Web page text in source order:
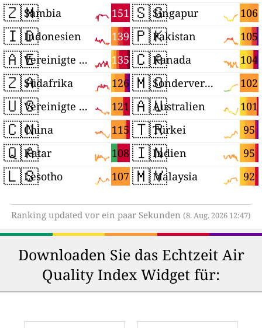
🇿🇲 151
Sambia
🇮🇩 139
Indonesien
🇦🇪 135
Vereinigte Arabische Emirate
🇿🇦 126
Südafrika
🇺🇸 121
Vereinigte Staaten
🇨🇳 115
China
🇶🇦 108
Katar
🇱🇸 107
Lesotho
🇸🇬 106
Singapur
🇵🇰 105
Pakistan
🇨🇦 104
Kanada
🇲🇴 102
Sonderverwaltungsregion Macau
🇦🇺 101
Australien
🇹🇷 95
Türkei
🇮🇳 95
Indien
🇲🇾 92
Malaysia
Ranking updated vor ein paar Sekunden (8. Aug. 2026 12:47)
Downloaden Sie das Echtzeit Air
Quality Index Widget für: